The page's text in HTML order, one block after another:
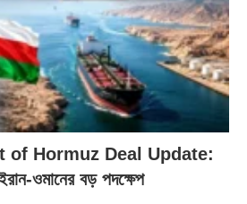
of Hormuz Deal Update:
ওমানের বড় পদক্ষেপ